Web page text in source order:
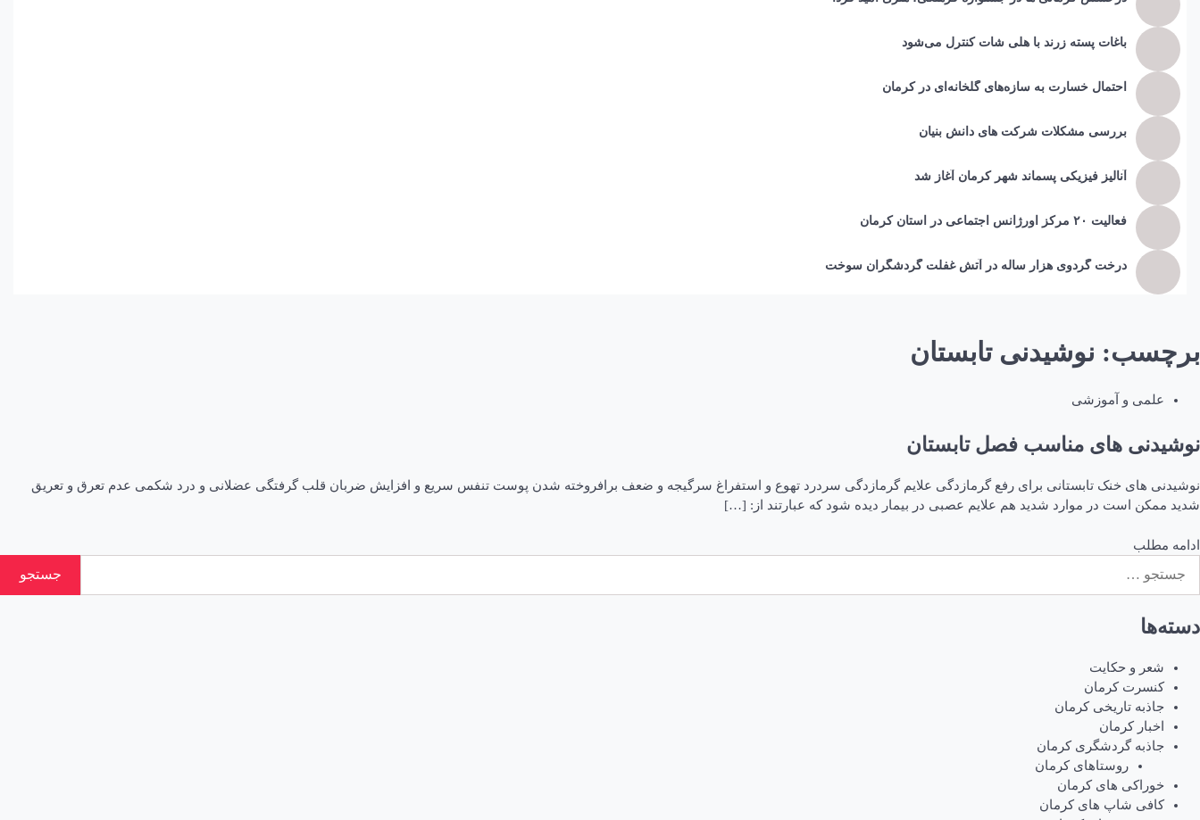
باغات پسته زرند با هلی شات کنترل می‌شود
احتمال خسارت به ساز‌ه‌های گلخانه‌ای در کرمان
بررسی مشکلات شرکت های دانش بنیان
آنالیز فیزیکی پسماند شهر کرمان آغاز شد
فعالیت ۲۰ مرکز اورژانس اجتماعی در استان کرمان
درخت گردوی هزار ساله در آتش غفلت گردشگران سوخت
برچسب: نوشیدنی تابستان
علمی و آموزشی
نوشیدنی های مناسب فصل تابستان
نوشیدنی های خنک تابستانی برای رفع گرمازدگی علایم گرمازدگی سردرد تهوع و استفراغ سرگیجه و ضعف برافروخته شدن پوست تنفس سریع و افزایش ضربان قلب گرفتگی عضلانی و درد شکمی عدم تعرق و تعریق
شدید ممکن است در موارد شدید هم علایم عصبی در بیمار دیده شود که عبارتند از: […]
ادامه مطلب
برای:
دسته‌ها
شعر و حکایت
کنسرت کرمان
جاذبه تاریخی کرمان
اخبار کرمان
جاذبه گردشگری کرمان
روستاهای کرمان
خوراکی های کرمان
کافی شاپ های کرمان